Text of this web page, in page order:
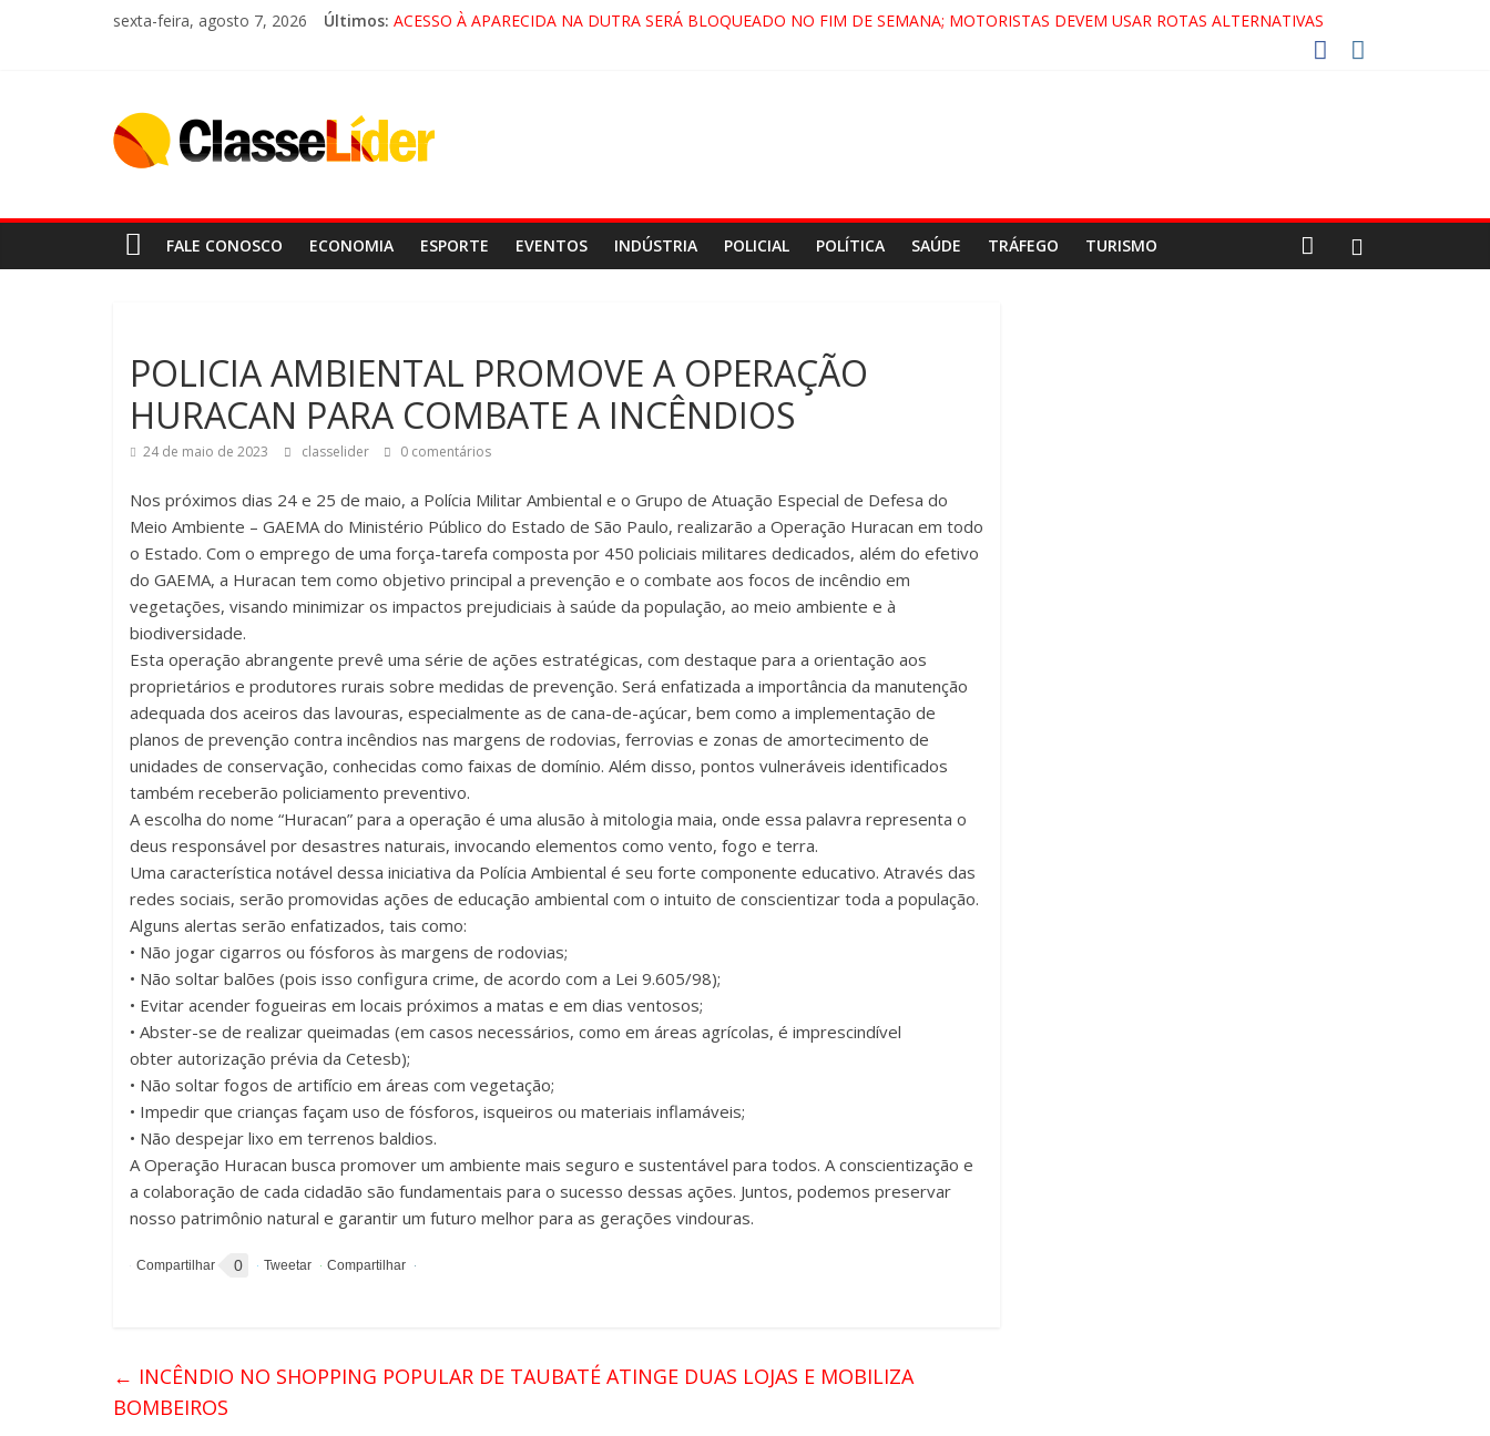
sexta-feira, agosto 7, 2026 Últimos: ACESSO À APARECIDA NA DUTRA SERÁ BLOQUEADO NO FIM DE SEMANA; MOTORISTAS DEVEM USAR ROTAS ALTERNATIVAS
FALE CONOSCO ECONOMIA ESPORTE EVENTOS INDÚSTRIA POLICIAL POLÍTICA SAÚDE TRÁFEGO TURISMO
POLICIA AMBIENTAL PROMOVE A OPERAÇÃO
HURACAN PARA COMBATE A INCÊNDIOS
24 de maio de 2023 classelider 0 comentários
Nos próximos dias 24 e 25 de maio, a Polícia Militar Ambiental e o Grupo de Atuação Especial de Defesa do
Meio Ambiente – GAEMA do Ministério Público do Estado de São Paulo, realizarão a Operação Huracan em todo
o Estado. Com o emprego de uma força-tarefa composta por 450 policiais militares dedicados, além do efetivo
do GAEMA, a Huracan tem como objetivo principal a prevenção e o combate aos focos de incêndio em
vegetações, visando minimizar os impactos prejudiciais à saúde da população, ao meio ambiente e à
biodiversidade.
Esta operação abrangente prevê uma série de ações estratégicas, com destaque para a orientação aos
proprietários e produtores rurais sobre medidas de prevenção. Será enfatizada a importância da manutenção
adequada dos aceiros das lavouras, especialmente as de cana-de-açúcar, bem como a implementação de
planos de prevenção contra incêndios nas margens de rodovias, ferrovias e zonas de amortecimento de
unidades de conservação, conhecidas como faixas de domínio. Além disso, pontos vulneráveis identificados
também receberão policiamento preventivo.
A escolha do nome “Huracan” para a operação é uma alusão à mitologia maia, onde essa palavra representa o
deus responsável por desastres naturais, invocando elementos como vento, fogo e terra.
Uma característica notável dessa iniciativa da Polícia Ambiental é seu forte componente educativo. Através das
redes sociais, serão promovidas ações de educação ambiental com o intuito de conscientizar toda a população.
Alguns alertas serão enfatizados, tais como:
• Não jogar cigarros ou fósforos às margens de rodovias;
• Não soltar balões (pois isso configura crime, de acordo com a Lei 9.605/98);
• Evitar acender fogueiras em locais próximos a matas e em dias ventosos;
• Abster-se de realizar queimadas (em casos necessários, como em áreas agrícolas, é imprescindível
obter autorização prévia da Cetesb);
• Não soltar fogos de artifício em áreas com vegetação;
• Impedir que crianças façam uso de fósforos, isqueiros ou materiais inflamáveis;
• Não despejar lixo em terrenos baldios.
A Operação Huracan busca promover um ambiente mais seguro e sustentável para todos. A conscientização e
a colaboração de cada cidadão são fundamentais para o sucesso dessas ações. Juntos, podemos preservar
nosso patrimônio natural e garantir um futuro melhor para as gerações vindouras.
0
← INCÊNDIO NO SHOPPING POPULAR DE TAUBATÉ ATINGE DUAS LOJAS E MOBILIZA
BOMBEIROS